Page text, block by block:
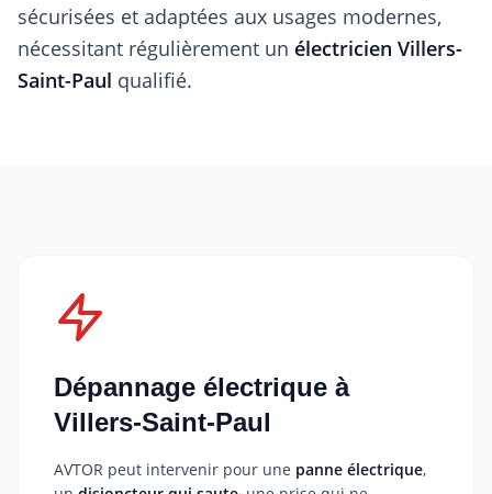
sécurisées et adaptées aux usages modernes,
nécessitant régulièrement un électricien Villers-
Saint-Paul qualifié.
Dépannage électrique à
Villers-Saint-Paul
AVTOR peut intervenir pour une panne électrique,